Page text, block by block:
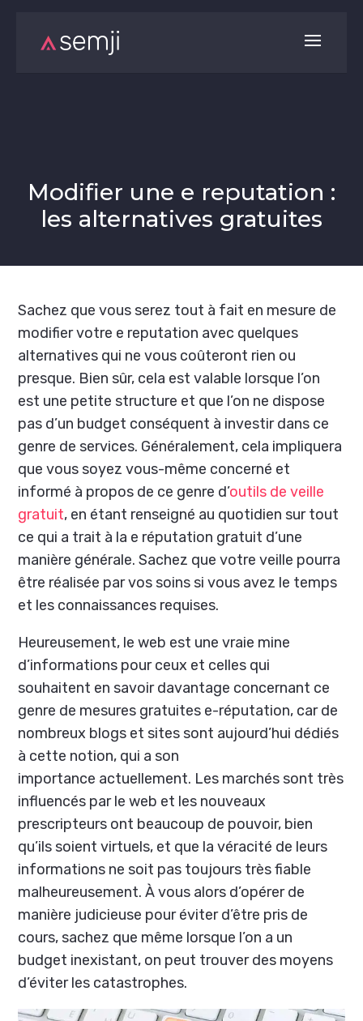
Modifier une e reputation :
les alternatives gratuites
Sachez que vous serez tout à fait en mesure de
modifier votre e reputation avec quelques
alternatives qui ne vous coûteront rien ou
presque. Bien sûr, cela est valable lorsque l’on
est une petite structure et que l’on ne dispose
pas d’un budget conséquent à investir dans ce
genre de services. Généralement, cela impliquera
que vous soyez vous-même concerné et
informé à propos de ce genre d’outils de veille
gratuit, en étant renseigné au quotidien sur tout
ce qui a trait à la e réputation gratuit d’une
manière générale. Sachez que votre veille pourra
être réalisée par vos soins si vous avez le temps
et les connaissances requises.
Heureusement, le web est une vraie mine
d’informations pour ceux et celles qui
souhaitent en savoir davantage concernant ce
genre de mesures gratuites e-réputation, car de
nombreux blogs et sites sont aujourd’hui dédiés
à cette notion, qui a son
importance actuellement. Les marchés sont très
influencés par le web et les nouveaux
prescripteurs ont beaucoup de pouvoir, bien
qu’ils soient virtuels, et que la véracité de leurs
informations ne soit pas toujours très fiable
malheureusement. À vous alors d’opérer de
manière judicieuse pour éviter d’être pris de
cours, sachez que même lorsque l’on a un
budget inexistant, on peut trouver des moyens
d’éviter les catastrophes.